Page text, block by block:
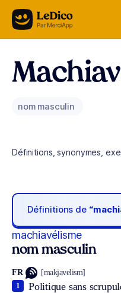
Aller au contenu
nom masculin
Définitions, synonymes,
Définitions de
machiavélisme
nom masculin
FR [makjavelism]
Politique sans
1